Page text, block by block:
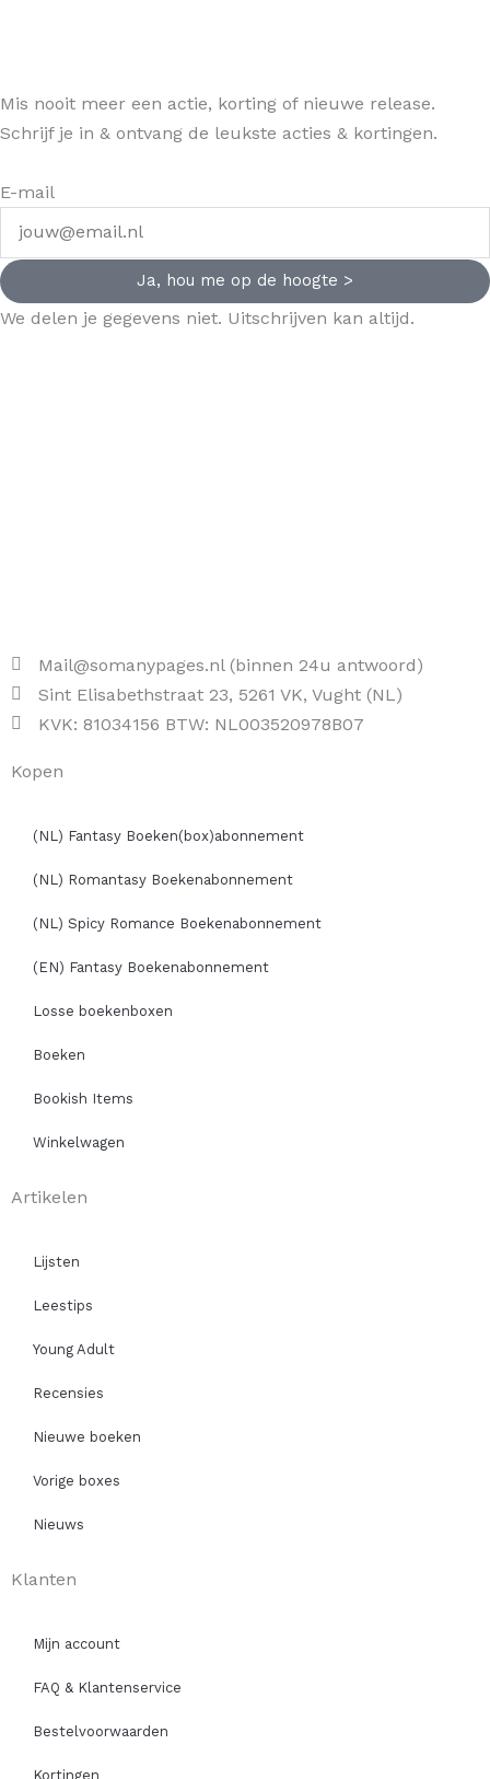
Mis nooit meer een actie, korting of nieuwe release.
Schrijf je in & ontvang de leukste acties & kortingen.
E-mail
Ja, hou me op de hoogte >
We delen je gegevens niet. Uitschrijven kan altijd.
Mail@somanypages.nl (binnen 24u antwoord)
Sint Elisabethstraat 23, 5261 VK, Vught (NL)
KVK: 81034156 BTW: NL003520978B07
Kopen
(NL) Fantasy Boeken(box)abonnement
(NL) Romantasy Boekenabonnement
(NL) Spicy Romance Boekenabonnement
(EN) Fantasy Boekenabonnement
Losse boekenboxen
Boeken
Bookish Items
Winkelwagen
Artikelen
Lijsten
Leestips
Young Adult
Recensies
Nieuwe boeken
Vorige boxes
Nieuws
Klanten
Mijn account
FAQ & Klantenservice
Bestelvoorwaarden
Kortingen